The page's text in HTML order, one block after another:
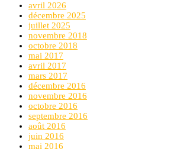
avril 2026
décembre 2025
juillet 2025
novembre 2018
octobre 2018
mai 2017
avril 2017
mars 2017
décembre 2016
novembre 2016
octobre 2016
septembre 2016
août 2016
juin 2016
mai 2016